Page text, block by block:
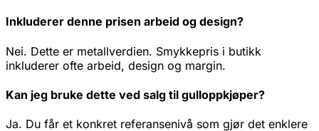
Inkluderer denne prisen arbeid og design?
Nei. Dette er metallverdien. Smykkepris i butikk
inkluderer ofte arbeid, design og margin.
Kan jeg bruke dette ved salg til gulloppkjøper?
Ja. Du får et konkret referansenivå som gjør det enklere